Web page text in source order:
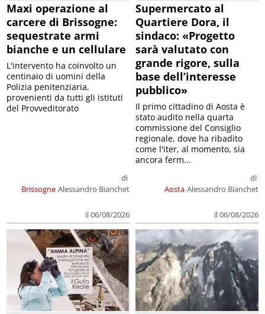
Maxi operazione al
carcere di Brissogne:
sequestrate armi
bianche e un cellulare
Brissogne
di
Alessandro Bianchet
il 06/08/2026
L'intervento ha coinvolto un
centinaio di uomini della
Polizia penitenziaria,
provenienti da tutti gli istituti
del Provveditorato
Supermercato al
Quartiere Dora, il
sindaco: «Progetto
sarà valutato con
grande rigore, sulla
base dell’interesse
pubblico»
Aosta
di
Alessandro Bianchet
il 06/08/2026
Il primo cittadino di Aosta è
stato audito nella quarta
commissione del Consiglio
regionale, dove ha ribadito
come l'iter, al momento, sia
ancora ferm...